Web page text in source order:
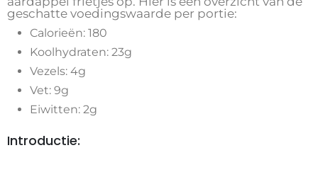
geschatte voedingswaarde per portie:
Calorieën: 180
Koolhydraten: 23g
Vezels: 4g
Vet: 9g
Eiwitten: 2g
Introductie: